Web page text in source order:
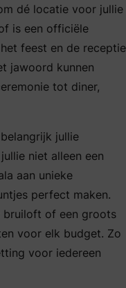
dé locatie voor jullie
is een officiële
feest en de receptie
jawoord kunnen
tot diner,
jullie
niet alleen een
aan unieke
perfect maken.
bruiloft of een groots
voor elk budget. Zo
voor iedereen